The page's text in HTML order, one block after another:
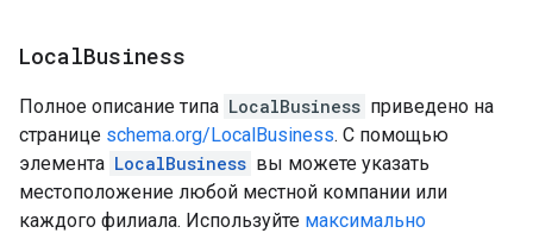
LocalBusiness
Полное описание типа LocalBusiness приведено на
странице schema.org/LocalBusiness. С помощью
элемента LocalBusiness вы можете указать
местоположение любой местной компании или
каждого филиала. Используйте максимально